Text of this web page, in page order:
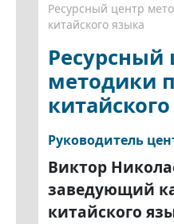
Ресурсный центр
китайского языка
Ресурсный
методики
Руководитель
Виктор
заведующий
китайского